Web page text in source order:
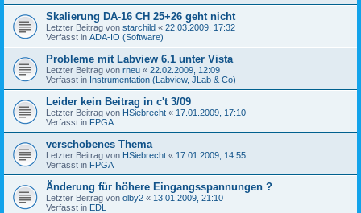
Skalierung DA-16 CH 25+26 geht nicht
Letzter Beitrag von starchild « 22.03.2009, 17:32
Verfasst in ADA-IO (Software)
Probleme mit Labview 6.1 unter Vista
Letzter Beitrag von rneu « 22.02.2009, 12:09
Verfasst in Instrumentation (Labview, JLab & Co)
Leider kein Beitrag in c't 3/09
Letzter Beitrag von HSiebrecht « 17.01.2009, 17:10
Verfasst in FPGA
verschobenes Thema
Letzter Beitrag von HSiebrecht « 17.01.2009, 14:55
Verfasst in FPGA
Änderung für höhere Eingangsspannungen ?
Letzter Beitrag von olby2 « 13.01.2009, 21:10
Verfasst in EDL